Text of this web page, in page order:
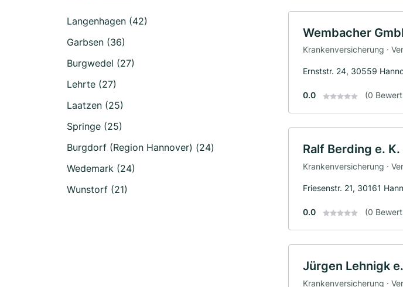
Langenhagen (42)
Garbsen (36)
Burgwedel (27)
Lehrte (27)
Laatzen (25)
Springe (25)
Burgdorf (Region Hannover) (24)
Wedemark (24)
Wunstorf (21)
Wembacher
Krankenversicherung ·
Ernststr. 24, 30559
0.0 (0
Ralf Berding e. K.
Krankenversicherung ·
Friesenstr. 21, 30161
0.0 (0
Jürgen Lehnigk
Krankenversicherung ·